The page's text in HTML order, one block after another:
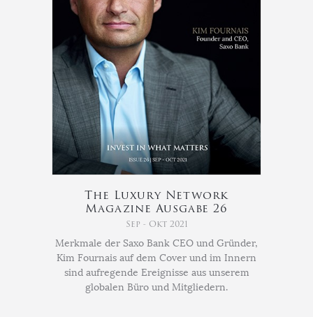
The Luxury Network
Magazine Ausgabe 26
Sep - Okt 2021
Merkmale der Saxo Bank CEO und Gründer,
Kim Fournais auf dem Cover und im Innern
sind aufregende Ereignisse aus unserem
globalen Büro und Mitgliedern.